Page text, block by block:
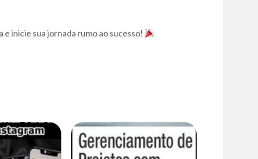
inicie sua jornada rumo ao sucesso!